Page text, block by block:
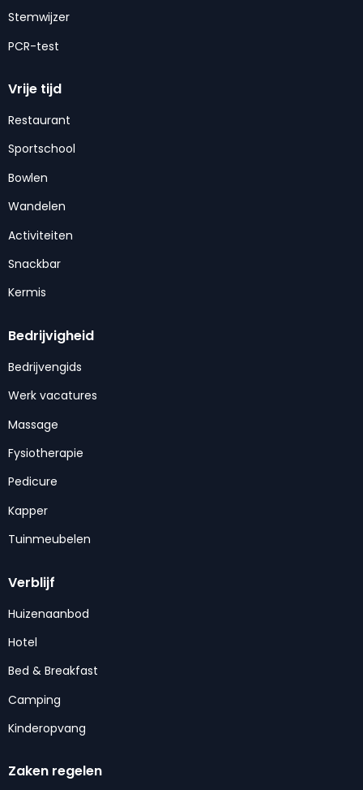
Stemwijzer
PCR-test
Vrije tijd
Restaurant
Sportschool
Bowlen
Wandelen
Activiteiten
Snackbar
Kermis
Bedrijvigheid
Bedrijvengids
Werk vacatures
Massage
Fysiotherapie
Pedicure
Kapper
Tuinmeubelen
Verblijf
Huizenaanbod
Hotel
Bed & Breakfast
Camping
Kinderopvang
Zaken regelen